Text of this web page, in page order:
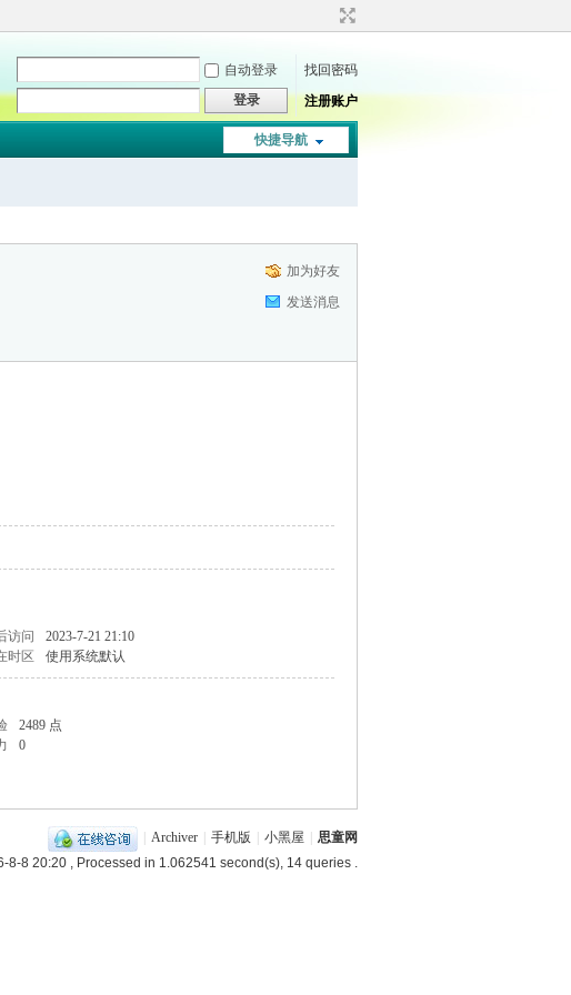
自动登录
找回密码
登录 注册账户
快捷导航
加为好友
发送消息
访问
2023-7-21 21:10
时区 使用系统默认
2489 点
0
Archiver 手机版 小黑屋
思童网
8-8 20:20 , Processed in 1.062541 second(s), 14 queries .